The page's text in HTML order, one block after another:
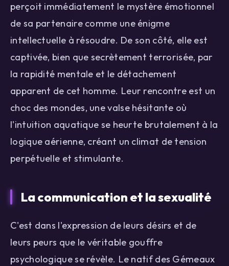
perçoit immédiatement le mystère émotionnel
de sa partenaire comme une énigme
intellectuelle à résoudre. De son côté, elle est
captivée, bien que secrètement terrorisée, par
la rapidité mentale et le détachement
apparent de cet homme. Leur rencontre est un
choc des mondes, une valse hésitante où
l'intuition aquatique se heurte brutalement à la
logique aérienne, créant un climat de tension
perpétuelle et stimulante.
La communication et la sexualité
C'est dans l'expression de leurs désirs et de
leurs peurs que le véritable gouffre
psychologique se révèle. Le natif des Gémeaux